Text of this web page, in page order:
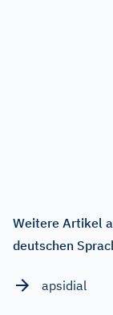
Weitere Artikel
deutschen
apsidial